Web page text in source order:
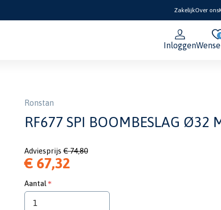
ZakelijkOver ons
Inloggen
Ronstan
RF677 SPI BOOMBESLAG Ø32
Adviesprijs € 74,80
€ 67,32
Aantal